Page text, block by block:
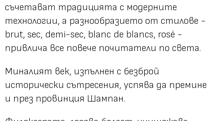
съчетават традицията с модерните
технологии, а разнообразието от стилове -
brut, sec, demi-sec, blanc de blancs, rosé -
привлича все повече почитатели по света.
Миналият век, изпълнен с безброй
исторически сътресения, успява да премине
и през провинция Шампан.